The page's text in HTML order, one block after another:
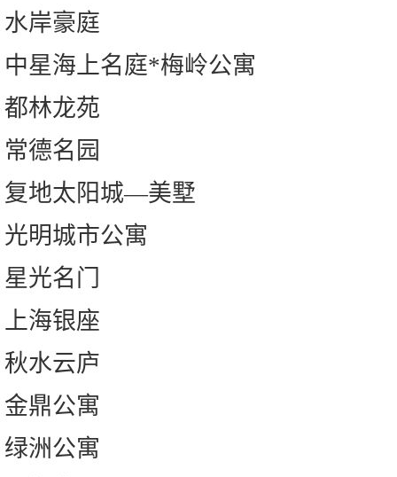
水岸豪庭
中星海上名庭*梅岭公寓
都林龙苑
常德名园
复地太阳城—美墅
光明城市公寓
星光名门
上海银座
秋水云庐
金鼎公寓
绿洲公寓